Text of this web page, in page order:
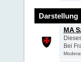
Darstellung
MA
Bei